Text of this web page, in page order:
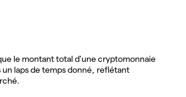
le montant total d'une cryptomonnaie
un laps de temps donné, reflétant